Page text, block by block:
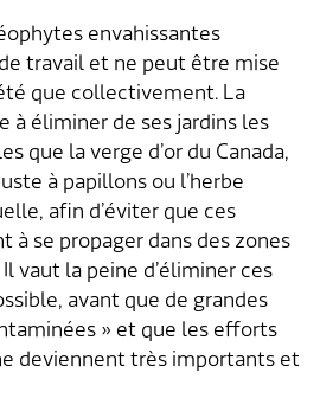
envahissantes
travail et ne peut être mise
que collectivement. La
à éliminer de ses jardins les
que la verge d’or du Canada,
à papillons ou l’herbe
afin d’éviter que ces
à se propager dans des zones
vaut la peine d’éliminer ces
avant que de grandes
» et que les efforts
deviennent très importants et